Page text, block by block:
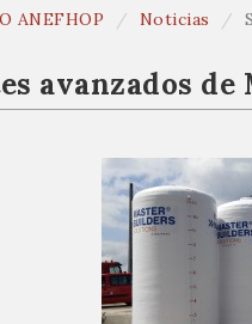
ANEFHOP Noticias
avanzados